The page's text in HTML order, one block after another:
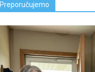
Preporučujemo